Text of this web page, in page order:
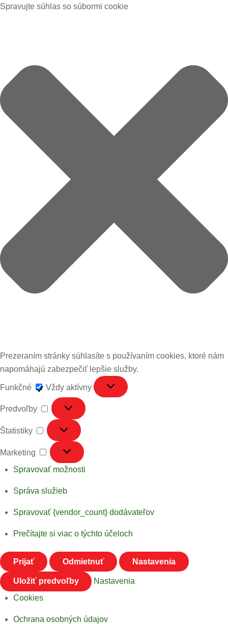
Spravujte súhlas so súbormi cookie
Prezeraním stránky súhlasíte s používaním cookies, ktoré nám
napomáhajú zabezpečiť lepšie služby.
Funkčné
Funkčné
Vždy aktívny
Predvoľby
Predvoľby
Štatistiky
Štatistiky
Marketing
Marketing
Spravovať možnosti
Správa služieb
Spravovať {vendor_count} dodávateľov
Prečítajte si viac o týchto účeloch
Prijať Odmietnuť Nastavenia
Uložiť predvoľby
Nastavenia
Cookies
Ochrana osobných údajov